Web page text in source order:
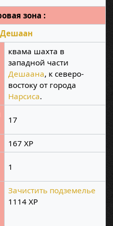
зона :
Дешаан
квама шахта в
западной части
Дешаана, к северо-
востоку от города
Нарсиса.
17
167 XP
1
Зачистить подземелье
1114 XP